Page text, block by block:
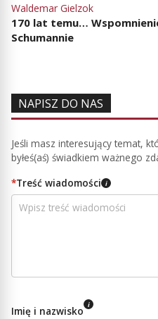
Waldemar Gielzok
170 lat temu…
Schumannie
NAPISZ DO NAS
Jeśli masz interesujący temat,
byłeś(aś) świadkiem ważnego
*Treść wiadomości i
Imię i nazwisko i